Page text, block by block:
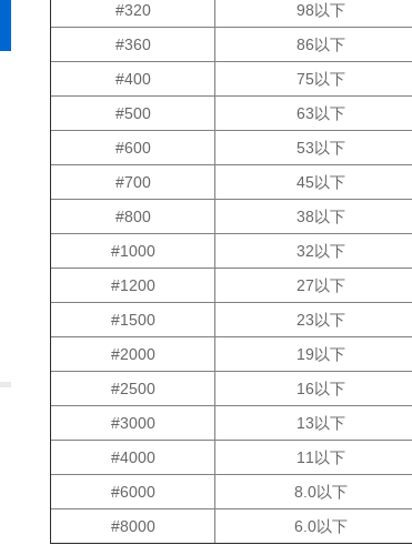
#320
98以下
#360
86以下
#400
75以下
#500
63以下
#600
53以下
#700
45以下
#800
38以下
#1000
32以下
#1200
27以下
#1500
23以下
#2000
19以下
#2500
16以下
#3000
13以下
#4000
11以下
#6000
8.0以下
#8000
6.0以下